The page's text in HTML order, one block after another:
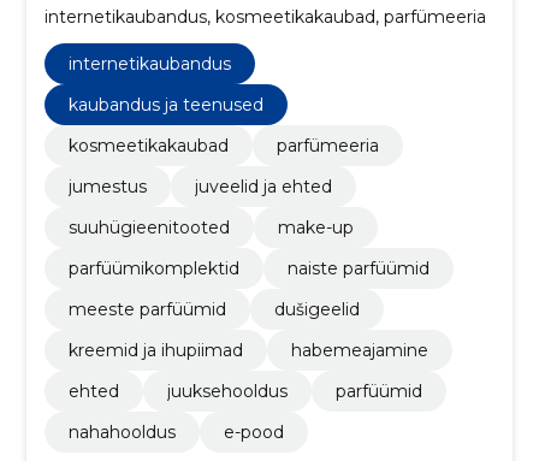
internetikaubandus, kosmeetikakaubad, parfümeeria
internetikaubandus
kaubandus ja teenused
kosmeetikakaubad
parfümeeria
jumestus
juveelid ja ehted
suuhügieenitooted
make-up
parfüümikomplektid
naiste parfüümid
meeste parfüümid
dušigeelid
kreemid ja ihupiimad
habemeajamine
ehted
juuksehooldus
parfüümid
nahahooldus
e-pood